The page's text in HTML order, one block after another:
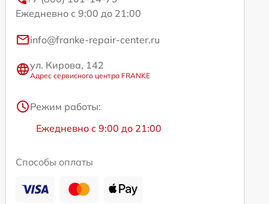
Ежедневно с 9:00 до 21:00
info@franke-repair-center.ru
ул. Кирова, 142
Адрес сервисного центра FRANKE
Режим работы:
Ежедневно с 9:00 до 21:00
Способы оплаты